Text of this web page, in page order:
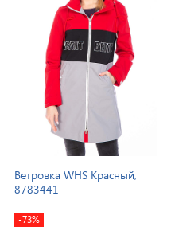
Ветровка WHS Красный,
8783441
-73%